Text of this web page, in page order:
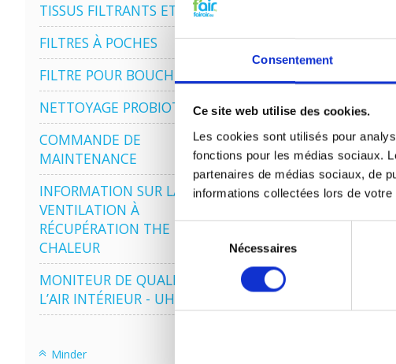
Consentement
Ce site web utilise des cookies.
Les cookies sont utilisés pour
fonctions pour les médias sociaux.
partenaires de médias sociaux, de
informations collectées lors de
consentement
Nécessaires
TISSUS FILTRANTS ET MATS
FILTRES À POCHES
FILTRE POUR BOUCHE
NETTOYAGE PROBIOTIQUE
COMMANDE DE
MAINTENANCE
INFORMATION SUR LA
VENTILATION À
RÉCUPÉRATION THE
CHALEUR
MONITEUR DE QUALITÉ DE
L’AIR INTÉRIEUR - UHOO
Minder
DN